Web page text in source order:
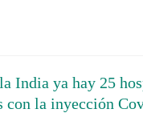
India ya hay 25
con la inyección